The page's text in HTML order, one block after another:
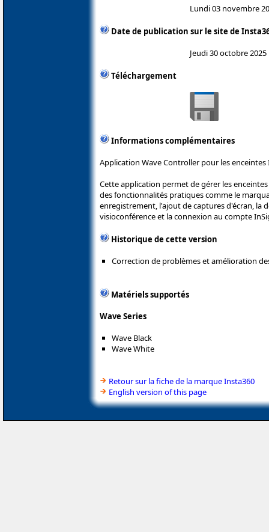
Lundi 03 novembre
Date de publication sur le site de
Jeudi 30 octobre 2025
Téléchargement
Informations complémentaires
Application Wave Controller pour les enceintes
Cette application permet de gérer les
des fonctionnalités pratiques comme le
enregistrement, l'ajout de captures d'écran, la
visioconférence et la connexion au compte
Historique de cette version
Correction de problèmes et amélioration
Matériels supportés
Wave Series
Wave Black
Wave White
Retour sur la fiche de la marque Insta360
English version of this page